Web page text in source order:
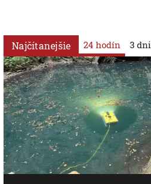
Najčítanejšie 24 hodín 3 dni